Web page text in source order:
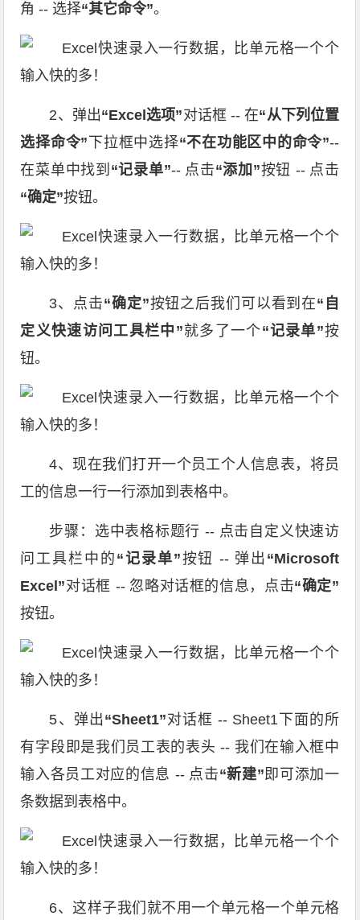
角 -- 选择“其它命令”。
2、弹出“Excel选项”对话框 -- 在“从下列位置
选择命令” 下拉框中选择“不在功能区中的命令”--
在菜单中找到 “记录单”-- 点击“添加”按钮 -- 点击
“确定”按钮。
3、点击“确定”按钮之后我们可以看到在“自
定义快速访问工具栏中”就多了一个“记录单”按
钮。
4、现在我们打开一个员工个人信息表，将员
工的信息一行一行添加到表格中。
步骤：选中表格标题行 -- 点击自定义快速访
问工具栏中的 “记录单”按钮 -- 弹出 “Microsoft
Excel”对话框 -- 忽略对话框的信息，点击“确定”
按钮。
5、弹出 “Sheet1”对话框 -- Sheet1下面的所
有字段即是我们员工表的表头 -- 我们在输入框中
输入各员工对应的信息 -- 点击“新建”即可添加一
条数据到表格中。
6、这样子我们就不用一个单元格一个单元格